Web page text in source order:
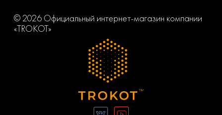
© 2026 Официальный интернет-магазин компании
«TROKOT»